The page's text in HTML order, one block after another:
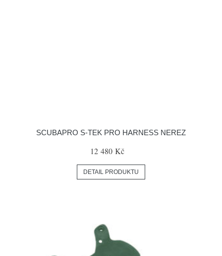
SCUBAPRO S-TEK PRO HARNESS NEREZ
12 480 Kč
DETAIL PRODUKTU